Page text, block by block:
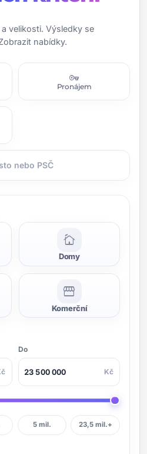
velikosti. Výsledky se
nabídky.
vpn_key
Pronájem
cottage
Domy
storefront
Komerční
Do
Kč
5 mil. 23,5 mil.+